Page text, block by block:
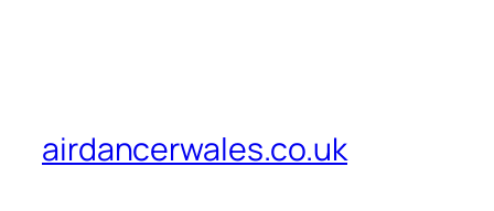
airdancerwales.co.uk